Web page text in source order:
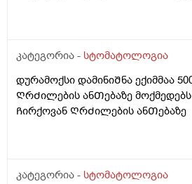
გვერდზე მიარტყა რაგაც
მხარეს ᲦრᲫილის ტკივილი და
და უზნაᲫე მᲭედლიᲨვილის
მტკიოდა ისე ᲗიᲗქოს და
აგარ მქონდა ის ამომიᲨენა და
Ჭამის Შემდეგ მტკივდება
პროპოლისი მიᲗხრა ჯერ ერᲗი
კატეგორია - სტომატოლოგია
დურამოქსი დამინიᲨნა ექიმმაა
ᲦრᲫილების ანᲗებაზე
Ჩირქოვან ᲦრᲫილების ანᲗებაზე
კატეგორია - სტომატოლოგია